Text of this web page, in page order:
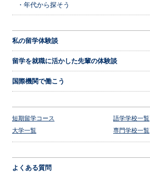
・年代から探そう
私の留学体験談
留学を就職に活かした先輩の体験談
国際機関で働こう
短期留学コース
語学学校一覧
大学一覧
専門学校一覧
よくある質問